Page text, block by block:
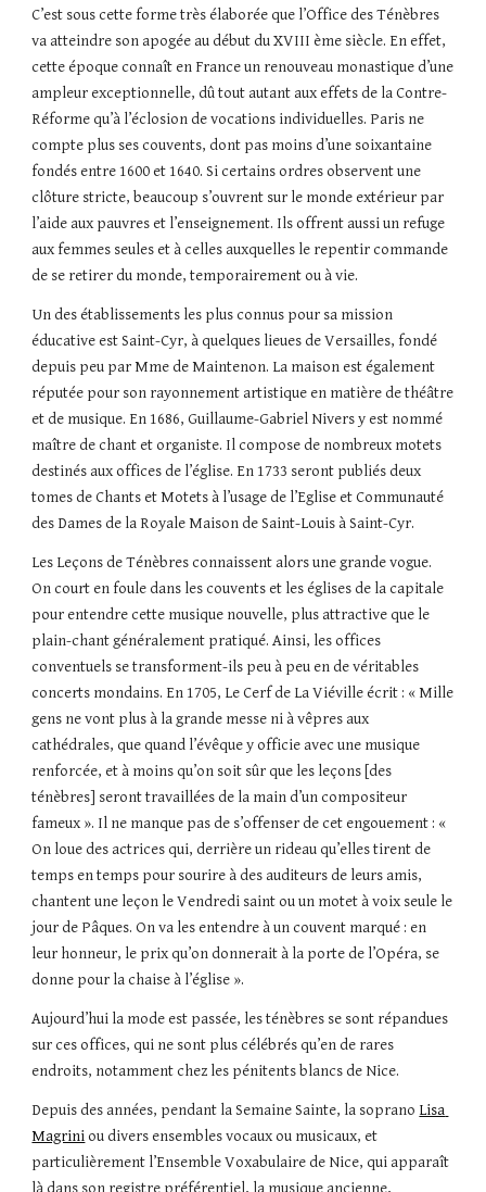
C’est sous cette forme très élaborée que l’Office des Ténèbres
va atteindre son apogée au début du XVIII ème siècle. En effet,
cette époque connaît en France un renouveau monastique d’une
ampleur exceptionnelle, dû tout autant aux effets de la Contre-
Réforme qu’à l’éclosion de vocations individuelles. Paris ne
compte plus ses couvents, dont pas moins d’une soixantaine
fondés entre 1600 et 1640. Si certains ordres observent une
clôture stricte, beaucoup s’ouvrent sur le monde extérieur par
l’aide aux pauvres et l’enseignement. Ils offrent aussi un refuge
aux femmes seules et à celles auxquelles le repentir commande
de se retirer du monde, temporairement ou à vie.
Un des établissements les plus connus pour sa mission
éducative est Saint-Cyr, à quelques lieues de Versailles, fondé
depuis peu par Mme de Maintenon. La maison est également
réputée pour son rayonnement artistique en matière de théâtre
et de musique. En 1686, Guillaume-Gabriel Nivers y est nommé
maître de chant et organiste. Il compose de nombreux motets
destinés aux offices de l’église. En 1733 seront publiés deux
tomes de Chants et Motets à l’usage de l’Eglise et Communauté
des Dames de la Royale Maison de Saint-Louis à Saint-Cyr.
Les Leçons de Ténèbres connaissent alors une grande vogue.
On court en foule dans les couvents et les églises de la capitale
pour entendre cette musique nouvelle, plus attractive que le
plain-chant généralement pratiqué. Ainsi, les offices
conventuels se transforment-ils peu à peu en de véritables
concerts mondains. En 1705, Le Cerf de La Viéville écrit : « Mille
gens ne vont plus à la grande messe ni à vêpres aux
cathédrales, que quand l’évêque y officie avec une musique
renforcée, et à moins qu’on soit sûr que les leçons [des
ténèbres] seront travaillées de la main d’un compositeur
fameux ». Il ne manque pas de s’offenser de cet engouement : «
On loue des actrices qui, derrière un rideau qu’elles tirent de
temps en temps pour sourire à des auditeurs de leurs amis,
chantent une leçon le Vendredi saint ou un motet à voix seule le
jour de Pâques. On va les entendre à un couvent marqué : en
leur honneur, le prix qu’on donnerait à la porte de l’Opéra, se
donne pour la chaise à l’église ».
Aujourd’hui la mode est passée, les ténèbres se sont répandues
sur ces offices, qui ne sont plus célébrés qu’en de rares
endroits, notamment chez les pénitents blancs de Nice.
Depuis des années, pendant la Semaine Sainte, la soprano Lisa
Magrini ou divers ensembles vocaux ou musicaux, et
particulièrement l’Ensemble Voxabulaire de Nice, qui apparaît
là dans son registre préférentiel, la musique ancienne,